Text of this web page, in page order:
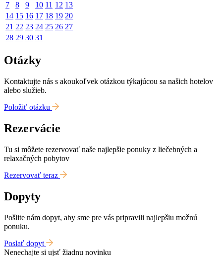
7
8 9 10 11 12 13
14 15 16 17 18 19 20
21 22 23 24 25 26 27
28 29 30 31
Otázky
Kontaktujte nás s akoukoľvek otázkou týkajúcou sa našich hotelov
alebo služieb.
Položiť otázku
Rezervácie
Tu si môžete rezervovať naše najlepšie ponuky z liečebných a
relaxačných pobytov
Rezervovať teraz
Dopyty
Pošlite nám dopyt, aby sme pre vás pripravili najlepšiu možnú
ponuku.
Poslať dopyt
Nenechajte si ujsť žiadnu novinku